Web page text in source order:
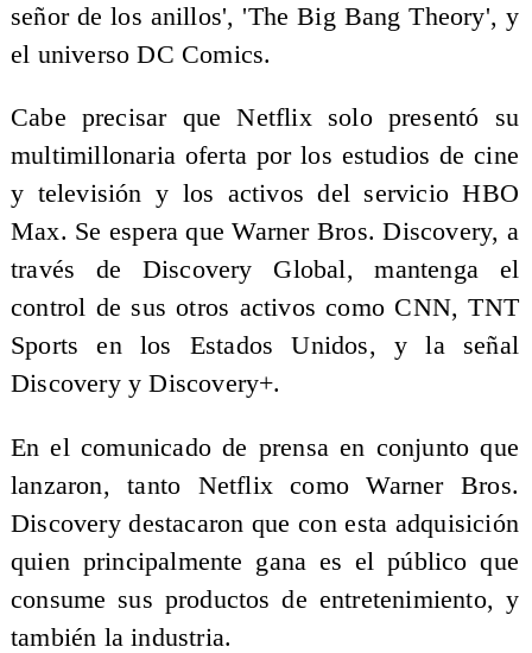
señor de los anillos', 'The Big Bang Theory', y
el universo DC Comics.
Cabe precisar que Netflix solo presentó su
multimillonaria oferta por los estudios de cine
y televisión y los activos del servicio HBO
Max. Se espera que Warner Bros. Discovery, a
través de Discovery Global, mantenga el
control de sus otros activos como CNN, TNT
Sports en los Estados Unidos, y la señal
Discovery y Discovery+.
En el comunicado de prensa en conjunto que
lanzaron, tanto Netflix como Warner Bros.
Discovery destacaron que con esta adquisición
quien principalmente gana es el público que
consume sus productos de entretenimiento, y
también la industria.